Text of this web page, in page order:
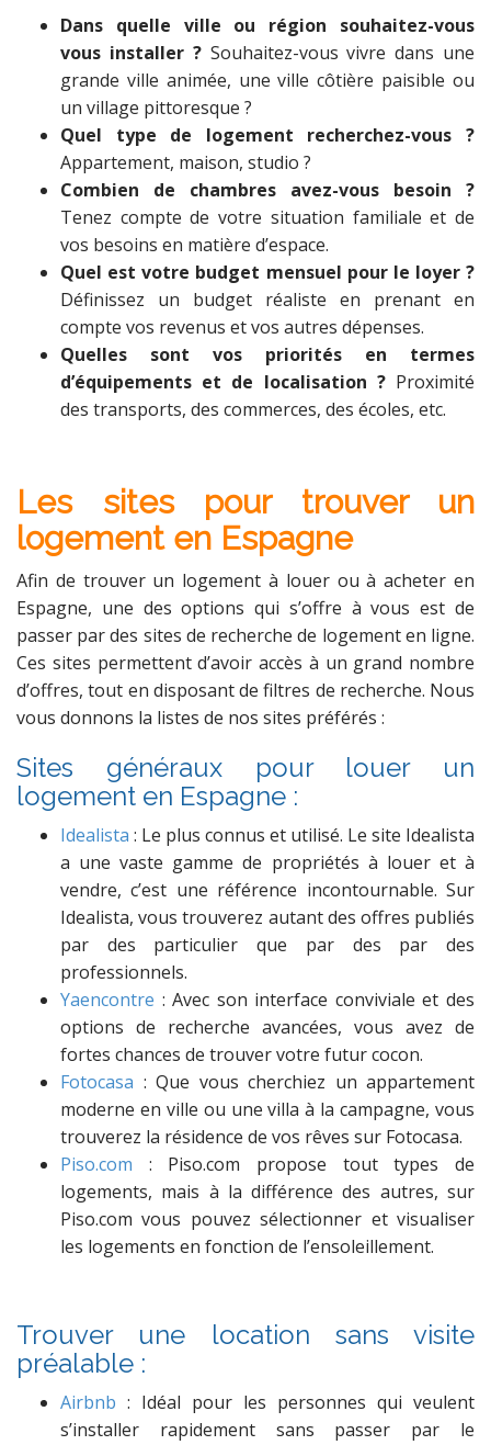
Dans quelle ville ou région souhaitez-vous
vous installer ?Souhaitez-vous vivre dans une
grande ville animée, une ville côtière paisible ou
un village pittoresque ?
Quel type de logement recherchez-vous ?
Appartement, maison, studio ?
Combien de chambres avez-vous besoin ?
Tenez compte de votre situation familiale et de
vos besoins en matière d’espace.
Quel est votre budget mensuel pour le loyer ?
Définissez un budget réaliste en prenant en
compte vos revenus et vos autres dépenses.
Quelles sont vos priorités en termes
d’équipements et de localisation ?Proximité
des transports, des commerces, des écoles, etc.
Les sites pour trouver un
logement en Espagne
Afin de trouver un logement à louer ou à acheter en
Espagne, une des options qui s’offre à vous est de
passer par des sites de recherche de logement en ligne.
Ces sites permettent d’avoir accès à un grand nombre
d’offres, tout en disposant de filtres de recherche. Nous
vous donnons la listes de nos sites préférés :
Sites généraux pour louer un
logement en Espagne :
Idealista : Le plus connus et utilisé. Le site Idealista
a une vaste gamme de propriétés à louer et à
vendre, c’est une référence incontournable. Sur
Idealista, vous trouverez autant des offres publiés
par des particulier que par des par des
professionnels.
Yaencontre : Avec son interface conviviale et des
options de recherche avancées, vous avez de
fortes chances de trouver votre futur cocon.
Fotocasa : Que vous cherchiez un appartement
moderne en ville ou une villa à la campagne, vous
trouverez la résidence de vos rêves sur Fotocasa.
Piso.com : Piso.com propose tout types de
logements, mais à la différence des autres, sur
Piso.com vous pouvez sélectionner et visualiser
les logements en fonction de l’ensoleillement.
Trouver une location sans visite
préalable :
Airbnb : Idéal pour les personnes qui veulent
s’installer rapidement sans passer par le